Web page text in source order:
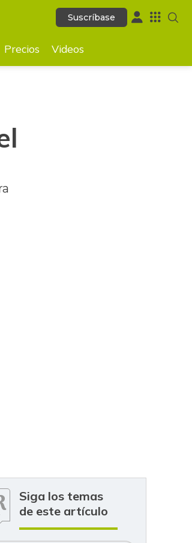
Suscríbase
Suscríbase
Precios Videos
Siga los temas
de este artículo